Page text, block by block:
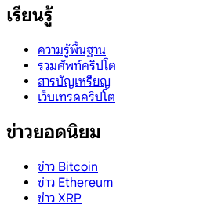
เรียนรู้
ความรู้พื้นฐาน
รวมศัพท์คริปโต
สารบัญเหรียญ
เว็บเทรดคริปโต
ข่าวยอดนิยม
ข่าว Bitcoin
ข่าว Ethereum
ข่าว XRP